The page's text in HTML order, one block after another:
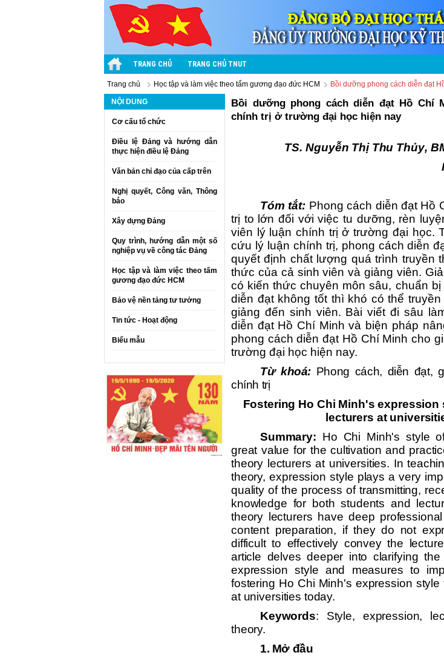
TRANG CHỦ TRANG CHỦ TNUT
Trang chủ Học tập và làm việc theo tấm gương đạo đức HCM Bồi dưỡng phong cách diễn đạt
NỘI DUNG
Cơ cấu tổ chức
Điều lệ Đảng và hướng dẫn
thực hiện điều lệ Đảng
Văn bản chỉ đạo của cấp trên
Nghị quyết, Công văn, Thông
báo
Xây dựng Đảng
Quy trình, hướng dẫn một số
nghiệp vụ về công tác Đảng
Học tập và làm việc theo tấm
gương đạo đức HCM
Bảo vệ nền tảng tư tưởng
Tin tức - Hoạt động
Biểu mẫu
Bồi dưỡng phong cách diễn đạt Hồ Chí
chính trị ở trường đại học hiện nay
TS.Nguyễn Thị Thu Thủy,
Tóm tắt: Phong cách diễn đạt Hồ
trị to lớn đối với việc tu dưỡng, rèn
viên lý luận chính trị ở trường đại học.
cứu lý luận chính trị, phong cách diễn
quyết định chất lượng quá trình truyền
thức của cả sinh viên và giảng viên.
có kiến thức chuyên môn sâu, chuẩn
diễn đạt không tốt thì khó có thể
giảng đến sinh viên. Bài viết đi sâu
diễn đạt Hồ Chí Minh và biện pháp
phong cách diễn đạt Hồ Chí Minh cho
trường đại học hiện nay.
Từ khoá: Phong cách, diễn đạt,
chính trị
Fostering Ho Chi Minh's
lecturers at
Summary: Ho Chi Minh's style
great value for the cultivation and
theory lecturers at universities. In
theory, expression style plays a very
quality of the process of transmitting,
knowledge for both students and
theory lecturers have deep
content preparation, if they do not
difficult to effectively convey the
article delves deeper into clarifying
expression style and measures to
fostering Ho Chi Minh's expression style
at universities today.
Keywords: Style, expression,
theory.
1. Mở đầu